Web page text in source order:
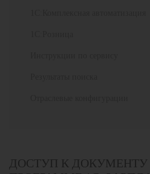
ДОСТУП К